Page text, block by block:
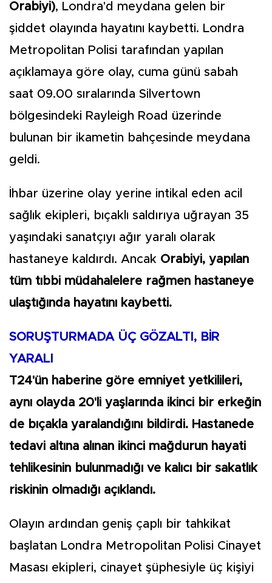
Orabiyi), Londra'd meydana gelen bir
şiddet olayında hayatını kaybetti. Londra
Metropolitan Polisi tarafından yapılan
açıklamaya göre olay, cuma günü sabah
saat 09.00 sıralarında Silvertown
bölgesindeki Rayleigh Road üzerinde
bulunan bir ikametin bahçesinde meydana
geldi.
İhbar üzerine olay yerine intikal eden acil
sağlık ekipleri, bıçaklı saldırıya uğrayan 35
yaşındaki sanatçıyı ağır yaralı olarak
hastaneye kaldırdı. Ancak Orabiyi, yapılan
tüm tıbbi müdahalelere rağmen hastaneye
ulaştığında hayatını kaybetti.
SORUŞTURMADA ÜÇ GÖZALTI, BİR
YARALI
T24'ün haberine göre emniyet yetkilileri,
aynı olayda 20'li yaşlarında ikinci bir erkeğin
de bıçakla yaralandığını bildirdi. Hastanede
tedavi altına alınan ikinci mağdurun hayati
tehlikesinin bulunmadığı ve kalıcı bir sakatlık
riskinin olmadığı açıklandı.
Olayın ardından geniş çaplı bir tahkikat
başlatan Londra Metropolitan Polisi Cinayet
Masası ekipleri, cinayet şüphesiyle üç kişiyi